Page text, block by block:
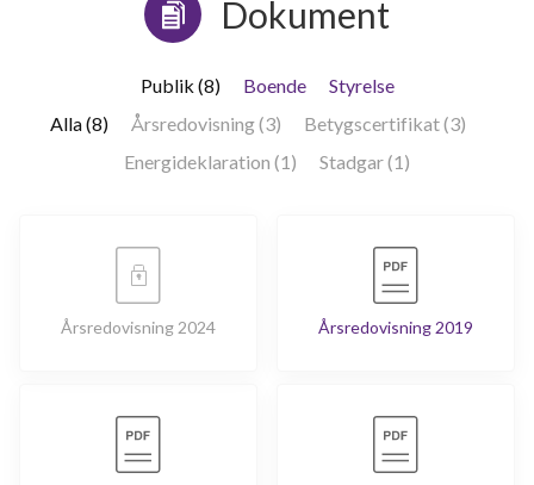
Dokument
Publik (8) Boende
Styrelse
Alla (8)
Årsredovisning (3)
Betygscertifikat (3)
Energideklaration (1)
Stadgar (1)
Årsredovisning 2024 Årsredovisning 2019